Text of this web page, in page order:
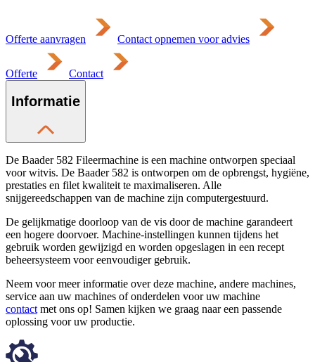
Offerte aanvragen Contact opnemen voor advies
Offerte Contact
Informatie
De Baader 582 Fileermachine is een machine ontworpen speciaal
voor witvis. De Baader 582 is ontworpen om de opbrengst, hygiëne,
prestaties en filet kwaliteit te maximaliseren. Alle
snijgereedschappen van de machine zijn computergestuurd.
De gelijkmatige doorloop van de vis door de machine garandeert
een hogere doorvoer. Machine-instellingen kunnen tijdens het
gebruik worden gewijzigd en worden opgeslagen in een recept
beheersysteem voor eenvoudiger gebruik.
Neem voor meer informatie over deze machine, andere machines,
service aan uw machines of onderdelen voor uw machine
contact met ons op! Samen kijken we graag naar een passende
oplossing voor uw productie.